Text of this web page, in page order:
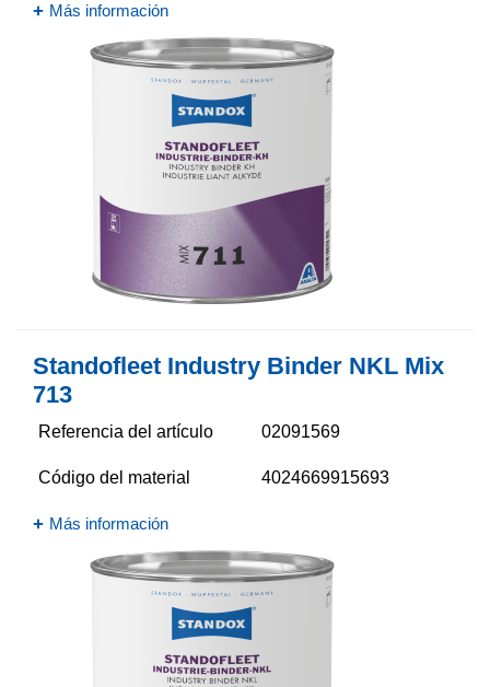
Más información
Standofleet Industry Binder NKL Mix
713
Referencia del artículo 02091569
Código del material 4024669915693
Más información